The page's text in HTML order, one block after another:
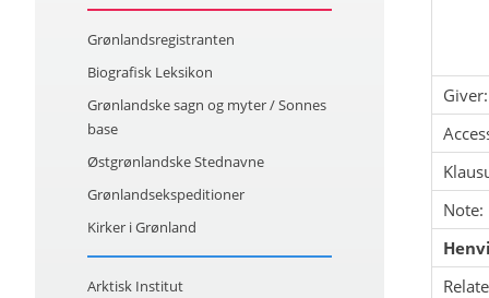
Grønlandsregistranten
Biografisk Leksikon
Grønlandske sagn og myter / Sonnes
base
Østgrønlandske Stednavne
Grønlandsekspeditioner
Kirker i Grønland
Arktisk Institut
Giver:
Note: